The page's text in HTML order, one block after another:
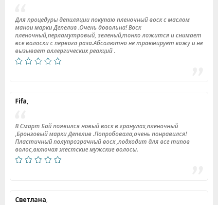
Для процедуры депиляции покупаю пленочный воск с маслом
манои марки Депелив .Очень довольна! Воск
пленочный,перламутровый, зеленый,тонко ложится и снимает
все волоски с первого раза.Абсолютно не травмирует кожу и не
вызывает аллергических реакций .
Fifa,
В Смарт Бай появился новый воск в гранулах,пленочный
,Бронзовый марки Депелив .Попробовала,очень понравился!
Пластичный полупрозрачный воск ,подходит для все типов
волос,включая жестские мужские волосы.
Светлана,